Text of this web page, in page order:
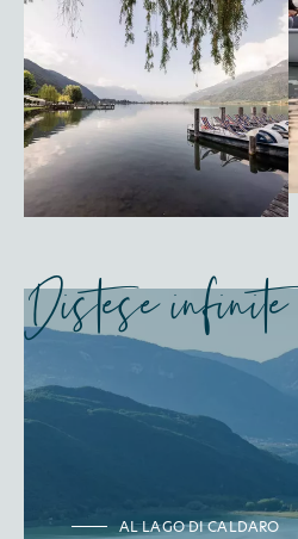
Distese infinite
AL LAGO DI CALDARO